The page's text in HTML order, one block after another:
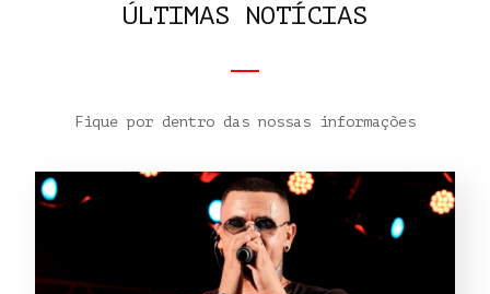
ÚLTIMAS NOTÍCIAS
Fique por dentro das nossas informações